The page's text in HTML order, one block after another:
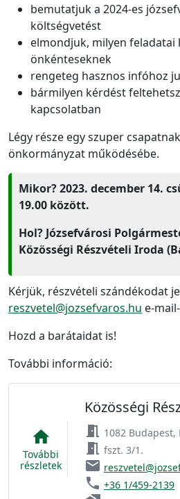
bemutatjuk a 2024-es
költségvetést
elmondjuk, milyen feladatai
önkénteseknek
rengeteg hasznos infóhoz
bármilyen kérdést
kapcsolatban
Légy része egy szuper
önkormányzat működésébe.
Mikor? 2023. december 14.
19.00 között.
Hol? Józsefvárosi
Közösségi Részvételi Iroda
Kérjük, részvételi szándékodat
reszvetel@jozsefvaros.hu e-
Hozd a barátaidat is!
További információ:
home
További
részletek
Közösségi
meeting_room 1082 Budapest,
meeting_room fszt. 3/1.
email
phone +36 1/459-2139